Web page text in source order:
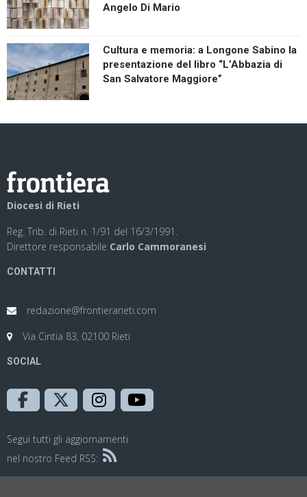
Angelo Di Mario
Cultura e memoria: a Longone Sabino la
presentazione del libro “L’Abbazia di
San Salvatore Maggiore”
Diocesi di Rieti
Reg. Trib. di Rieti n. 1/91 del 16/3/1991.
Direttore responsabile Carlo Cammoranesi
CONTATTI
redazione@frontierarieti.com
Via Cintia 83, 02100 Rieti
SOCIAL
Segui tutti gli aggiornamenti
nel nostro Feed RSS: